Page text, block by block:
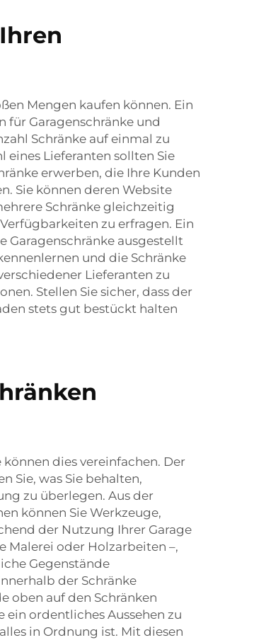
Mengen kaufen können. Ein
für Garagenschränke und
Schränke auf einmal zu
eines Lieferanten sollten Sie
erwerben, die Ihre Kunden
Sie können deren Website
Schränke gleichzeitig
zu erfragen. Ein
Garagenschränke ausgestellt
und die Schränke
Lieferanten zu
Stellen Sie sicher, dass der
stets gut bestückt halten
dies vereinfachen. Der
Sie, was Sie behalten,
zu überlegen. Aus der
können Sie Werkzeuge,
der Nutzung Ihrer Garage
Malerei oder Holzarbeiten –,
Gegenstände
der Schränke
oben auf den Schränken
ordentliches Aussehen zu
in Ordnung ist. Mit diesen